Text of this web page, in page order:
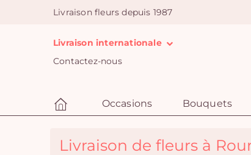
Livraison fleurs depuis 1987
Livraison internationale
Contactez-nous
Occasions Bouquets
Livraison de fleurs à